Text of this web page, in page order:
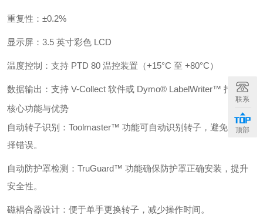
重复性：±0.2%
显示屏：3.5 英寸彩色 LCD
温度控制：支持 PTD 80 温控装置（+15°C 至 +80°C）
数据输出：支持 V-Collect 软件或 Dymo® LabelWriter™ 打印机
核心功能与优势
自动转子识别：Toolmaster™ 功能可自动识别转子，避免手动选
择错误。
自动防护罩检测：TruGuard™ 功能确保防护罩正确安装，提升
安全性。
磁耦合器设计：便于单手更换转子，减少操作时间。
联系
顶部